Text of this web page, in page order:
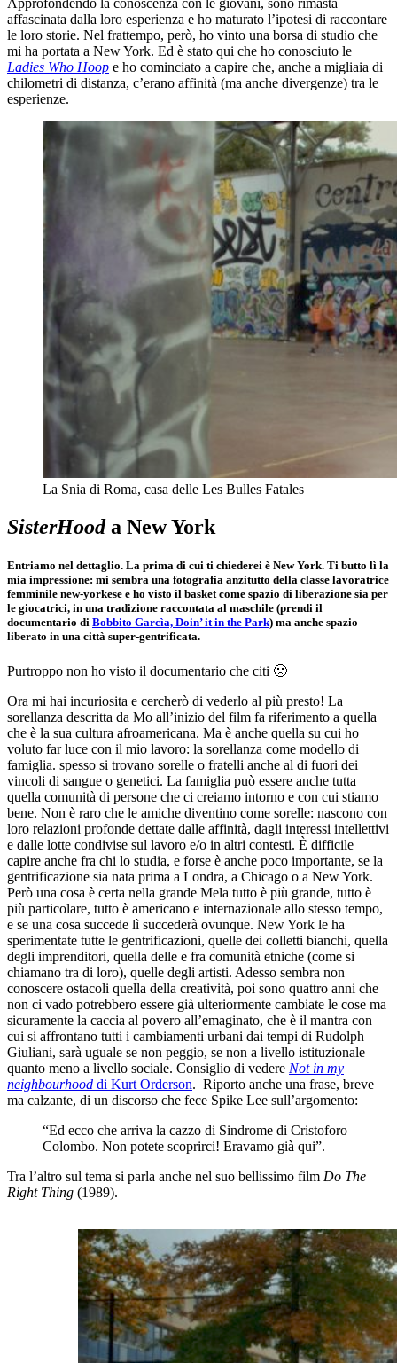
affascinata dalla loro esperienza e ho maturato l’ipotesi di raccontare
le loro storie. Nel frattempo, però, ho vinto una borsa di studio che
mi ha portata a New York. Ed è stato qui che ho conosciuto le
Ladies Who Hoop e ho cominciato a capire che, anche a migliaia di
chilometri di distanza, c’erano affinità (ma anche divergenze) tra le
esperienze.
La Snia di Roma, casa delle Les Bulles Fatales
SisterHooda New York
Entriamo nel dettaglio. La prima di cui ti chiederei è New York. Ti butto lì la
mia impressione: mi sembra una fotografia anzitutto della classe lavoratrice
femminile new-yorkese e ho visto il basket come spazio di liberazione sia per
le giocatrici, in una tradizione raccontata al maschile (prendi il
documentario di Bobbito Garcìa, Doin’ it in the Park) ma anche spazio
liberato in una città super-gentrificata.
Purtroppo non ho visto il documentario che citi 🙁
Ora mi hai incuriosita e cercherò di vederlo al più presto! La
sorellanza descritta da Mo all’inizio del film fa riferimento a quella
che è la sua cultura afroamericana. Ma è anche quella su cui ho
voluto far luce con il mio lavoro: la sorellanza come modello di
famiglia. spesso si trovano sorelle o fratelli anche al di fuori dei
vincoli di sangue o genetici. La famiglia può essere anche tutta
quella comunità di persone che ci creiamo intorno e con cui stiamo
bene. Non è raro che le amiche diventino come sorelle: nascono con
loro relazioni profonde dettate dalle affinità, dagli interessi intellettivi
e dalle lotte condivise sul lavoro e/o in altri contesti. È difficile
capire anche fra chi lo studia, e forse è anche poco importante, se la
gentrificazione sia nata prima a Londra, a Chicago o a New York.
Però una cosa è certa nella grande Mela tutto è più grande, tutto è
più particolare, tutto è americano e internazionale allo stesso tempo,
e se una cosa succede lì succederà ovunque. New York le ha
sperimentate tutte le gentrificazioni, quelle dei colletti bianchi, quella
degli imprenditori, quella delle e fra comunità etniche (come si
chiamano tra di loro), quelle degli artisti. Adesso sembra non
conoscere ostacoli quella della creatività, poi sono quattro anni che
non ci vado potrebbero essere già ulteriormente cambiate le cose ma
sicuramente la caccia al povero all’emaginato, che è il mantra con
cui si affrontano tutti i cambiamenti urbani dai tempi di Rudolph
Giuliani, sarà uguale se non peggio, se non a livello istituzionale
quanto meno a livello sociale. Consiglio di vedere Not in my
neighbourhood di Kurt Orderson. Riporto anche una frase, breve
ma calzante, di un discorso che fece Spike Lee sull’argomento:
“Ed ecco che arriva la cazzo di Sindrome di Cristoforo
Colombo. Non potete scoprirci! Eravamo già qui”.
Tra l’altro sul tema si parla anche nel suo bellissimo film Do The
Right Thing (1989).